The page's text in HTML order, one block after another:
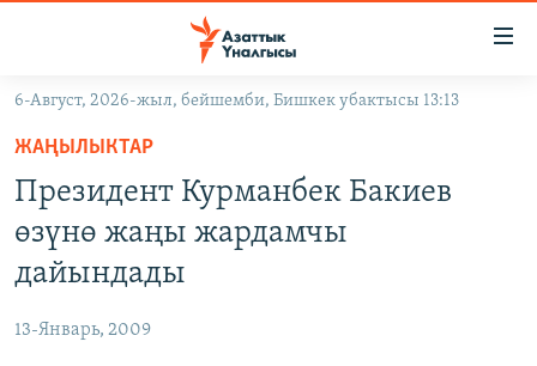
Навигацияга
өтүңүз
Издөөгө
салыңызКЫРГЫЗСТАН
САЯСАТ
МАДАНИЯТ
ДҮЙНӨ
ДҮЙНӨ
УКРАИНА
ТВ ПРОГРАММАЛАР
6-Август, 2026-жыл, бейшемби, Бишкек убактысы 13:13
ЖАҢЫЛЫКТАР
Президент Курманбек Бакиев
өзүнө жаңы жардамчы
дайындады
13-Январь, 2009